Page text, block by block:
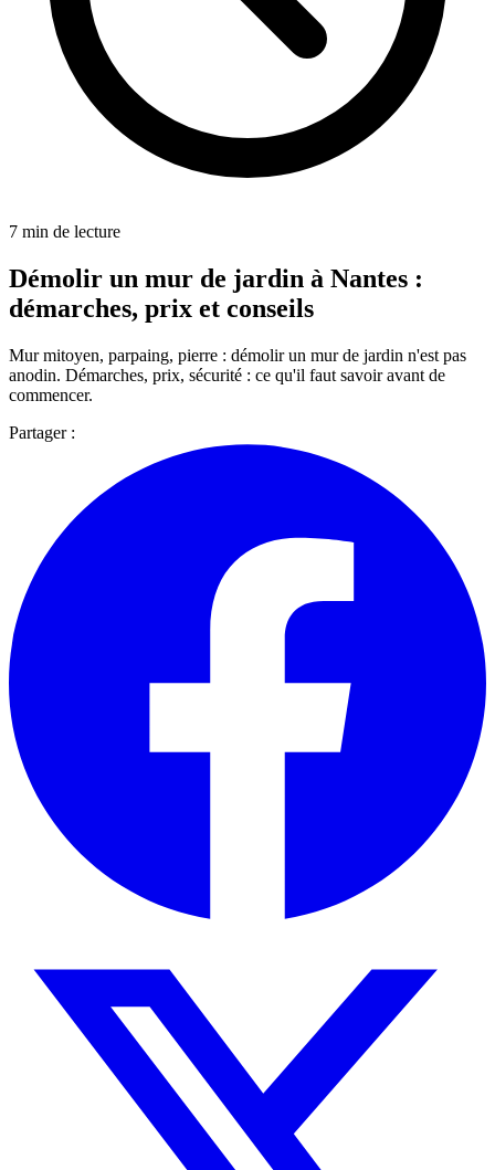
7 min de lecture
Démolir un mur de jardin à Nantes :
démarches, prix et conseils
Mur mitoyen, parpaing, pierre : démolir un mur de jardin n'est pas
anodin. Démarches, prix, sécurité : ce qu'il faut savoir avant de
commencer.
Partager :